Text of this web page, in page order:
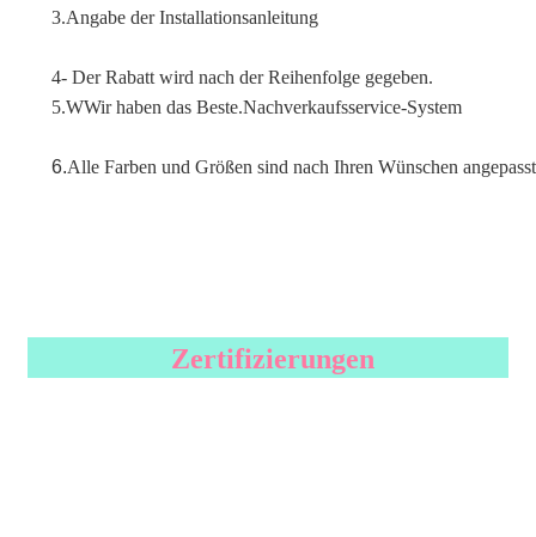
3.Angabe der Installationsanleitung
4- Der Rabatt wird nach der Reihenfolge gegeben.
5.WWir haben das Beste.Nachverkaufsservice-System
6.Alle Farben und Größen sind nach Ihren Wünschen angepasst
Zertifizierungen